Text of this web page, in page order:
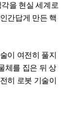
을 현실 세계로
간답게 만든 핵
이 여전히 풀지
체를 집은 뒤 상
히 로봇 기술이